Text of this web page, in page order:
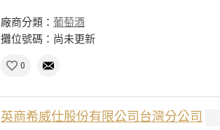
廠商分類：葡萄酒
攤位號碼：尚未更新
0
英商希威仕股份有限公司台灣分公司